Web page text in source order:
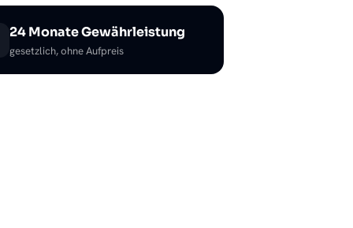
24 Monate Gewährleistung
gesetzlich, ohne Aufpreis